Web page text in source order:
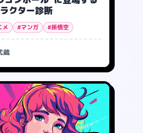
クター診断
メ #マンガ #孫悟空
蔵